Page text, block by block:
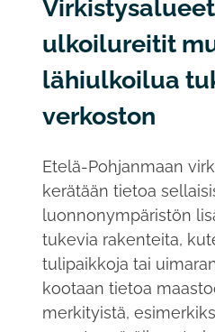
ulkoilureitit
lähiulkoilua
verkoston
Etelä-Pohjanmaan
kerätään tietoa
luonnonympäristön
tukevia rakenteita,
tulipaikkoja tai
kootaan tietoa
merkityistä,